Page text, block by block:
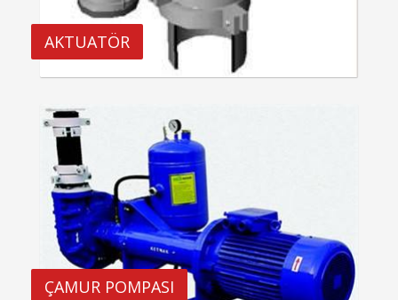
AKTUATÖR
ÇAMUR POMPASI